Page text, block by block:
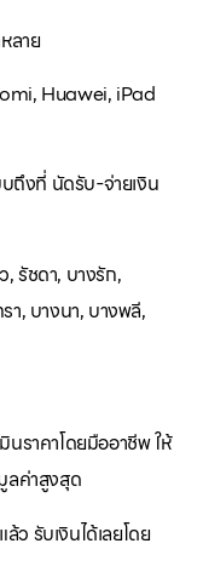
ลาย
Huawei, iPad
ถึงที่ นัดรับ-จ่ายเงิน
รัชดา, บางรัก,
า, บางนา, บางพลี,
นราคาโดยมืออาชีพ ให้
ค่าสูงสุด
ว รับเงินได้เลยโดย